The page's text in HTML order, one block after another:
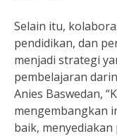
Selain itu,
pendidikan, dan
menjadi strategi
pembelajaran
Anies Baswedan,
mengembangkan
baik,